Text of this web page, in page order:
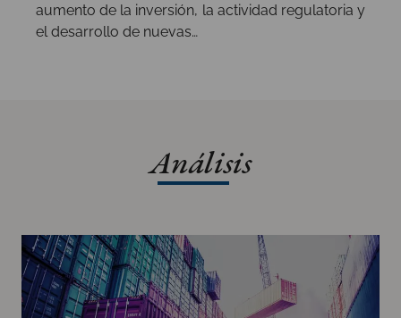
aumento de la inversión, la actividad regulatoria y
el desarrollo de nuevas…
Análisis